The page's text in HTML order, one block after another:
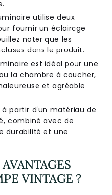
utilise deux
fournir un éclairage
noter que les
dans le produit.
est idéal pour une
la chambre à coucher,
et agréable
partir d'un matériau de
combiné avec de
durabilité et une
VINTAGE ?